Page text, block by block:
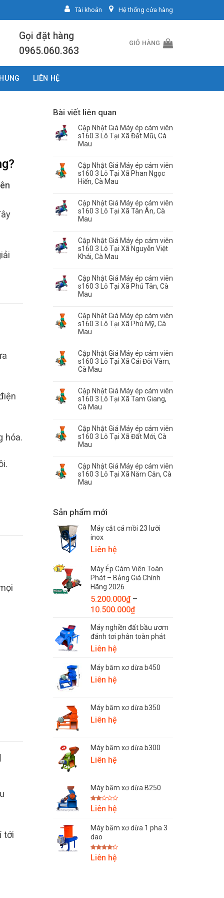
Tài khoản Hệ thống cửa hàng
Gọi đặt hàng
0965.060.363
GIỎ HÀNG
LIÊN HỆ
?
hóa.
tới
Bài viết liên quan
Cập Nhật Giá Máy ép cám viên
s160 3 Lô Tại Xã Đất Mũi, Cà
Mau
Cập Nhật Giá Máy ép cám viên
s160 3 Lô Tại Xã Phan Ngọc
Hiển, Cà Mau
Cập Nhật Giá Máy ép cám viên
s160 3 Lô Tại Xã Tân Ân, Cà
Mau
Cập Nhật Giá Máy ép cám viên
s160 3 Lô Tại Xã Nguyễn Việt
Khái, Cà Mau
Cập Nhật Giá Máy ép cám viên
s160 3 Lô Tại Xã Phú Tân, Cà
Mau
Cập Nhật Giá Máy ép cám viên
s160 3 Lô Tại Xã Phú Mỹ, Cà
Mau
Cập Nhật Giá Máy ép cám viên
s160 3 Lô Tại Xã Cái Đôi Vàm,
Cà Mau
Cập Nhật Giá Máy ép cám viên
s160 3 Lô Tại Xã Tam Giang,
Cà Mau
Cập Nhật Giá Máy ép cám viên
s160 3 Lô Tại Xã Đất Mới, Cà
Mau
Cập Nhật Giá Máy ép cám viên
s160 3 Lô Tại Xã Năm Căn, Cà
Mau
Sản phẩm mới
Máy cắt cá mồi 23 lưỡi
inox
Liên hệ
Máy Ép Cám Viên Toàn
Phát – Bảng Giá Chính
Hãng 2026
5.200.000₫ –
10.500.000₫Khoảng
từ
5.200.000₫
Máy nghiền đất bầu ươm
đánh tơi phân toàn phát
Liên hệ
Máy băm xơ dừa b450
Liên hệ
Máy băm xơ dừa b350
Liên hệ
Máy băm xơ dừa b300
Liên hệ
Máy băm xơ dừa B250
Được
xếp
5
sao
Liên hệ
Máy băm xơ dừa 1 pha 3
dao
Được
xếp hạng
Liên hệ